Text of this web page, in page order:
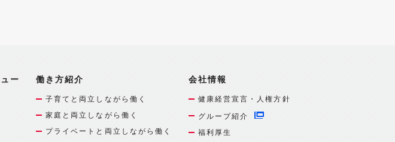
ー 働き方紹介
子育てと両立しながら働く
家庭と両立しながら働く
プライベートと両立しながら働く
会社情報
健康経営宣言・人権方針
グループ紹介
福利厚生